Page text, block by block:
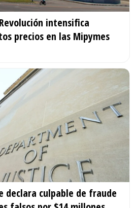
intensifica
precios en las Mipymes
declara culpable de fraude